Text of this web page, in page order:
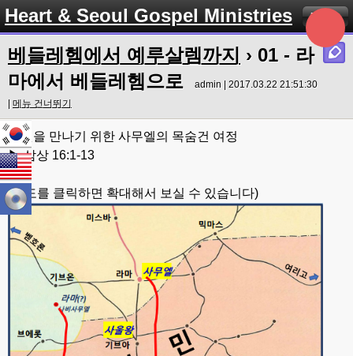
Heart & Seoul Gospel Ministries Menu
베들레헴에서 예루살렘까지 › 01 - 라
마에서 베들레헴으로
admin | 2017.03.22 21:51:30
메뉴 건너뛰기
다윗을 만나기 위한 사무엘의 목숨건 여정
▶ 삼상 16:1-13
(지도를 클릭하면 확대해서 보실 수 있습니다)